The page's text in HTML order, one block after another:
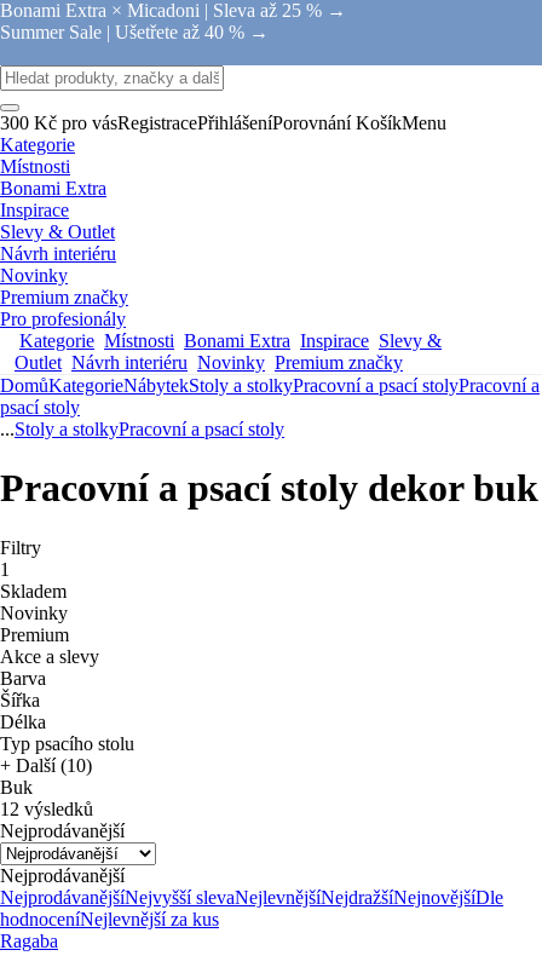
Bonami Extra × Micadoni | Sleva až 25 % →
Summer Sale | Ušetřete až 40 % →
300 Kč pro vásRegistracePřihlášeníPorovnání KošíkMenu
Kategorie
Místnosti
Bonami Extra
Inspirace
Slevy & Outlet
Návrh interiéru
Novinky
Premium značky
Pro profesionály
Kategorie Místnosti Bonami Extra Inspirace Slevy &
Outlet Návrh interiéru Novinky Premium značky
DomůKategorieNábytekStoly a stolkyPracovní a psací stolyPracovní a
psací stoly
...Stoly a stolkyPracovní a psací stoly
Pracovní a psací stoly dekor buk
Filtry
1
Skladem
Novinky
Premium
Akce a slevy
Barva
Šířka
Délka
Typ psacího stolu
+ Další (10)
Buk
12 výsledků
Nejprodávanější
Nejprodávanější
NejprodávanějšíNejvyšší slevaNejlevnějšíNejdražšíNejnovějšíDle
hodnoceníNejlevnější za kus
Ragaba